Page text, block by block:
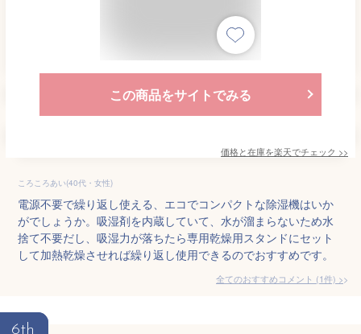
この商品をサイトでみる
価格と在庫を楽天でチェック >>
ころころあい(40代・女性)
電源不要で繰り返し使える、エコでコンパクトな除湿機はいか
がでしょうか。吸湿剤を内蔵していて、水が溜まらないため水
捨て不要だし、吸湿力が落ちたら専用乾燥用スタンドにセット
して加熱乾燥させれば繰り返し使用できるのでおすすめです。
全てのおすすめコメント (1件) >
6th